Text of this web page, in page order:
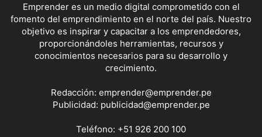
Emprender es un medio digital comprometido con el
fomento del emprendimiento en el norte del país. Nuestro
objetivo es inspirar y capacitar a los emprendedores,
proporcionándoles herramientas, recursos y
conocimientos necesarios para su desarrollo y
crecimiento.
Redacción: emprender@emprender.pe
Publicidad: publicidad@emprender.pe
Teléfono: +51 926 200 100